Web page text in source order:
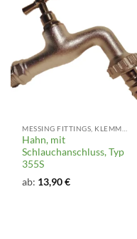
Hahn, mit
Schlauchanschluss, Typ
355S
ab: 13,90€